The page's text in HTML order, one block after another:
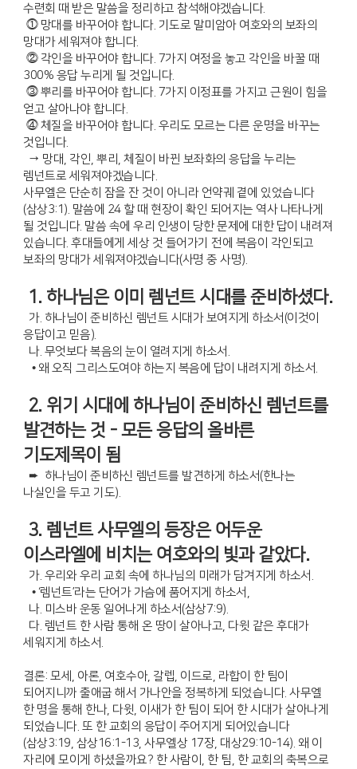
수련회 때 받은 말씀을 정리하고 참석해야겠습니다.
⓵ 망대를 바꾸어야 합니다. 기도로 말미암아 여호와의 보좌의
망대가 세워져야 합니다.
⓶ 각인을 바꾸어야 합니다. 7가지 여정을 놓고 각인을 바꿀 때
300% 응답 누리게 될 것입니다.
⓷ 뿌리를 바꾸어야 합니다. 7가지 이정표를 가지고 근원이 힘을
얻고 살아나야 합니다.
⓸ 체질을 바꾸어야 합니다. 우리도 모르는 다른 운명을 바꾸는
것입니다.
→ 망대, 각인, 뿌리, 체질이 바뀐 보좌화의 응답을 누리는
렘넌트로 세워져야겠습니다.
사무엘은 단순히 잠을 잔 것이 아니라 언약궤 곁에 있었습니다
(삼상3:1). 말씀에 24 할 때 현장이 확인 되어지는 역사 나타나게
될 것입니다. 말씀 속에 우리 인생이 당한 문제에 대한 답이 내려져
있습니다. 후대들에게 세상 것 들어가기 전에 복음이 각인되고
보좌의 망대가 세워져야겠습니다(사명 중 사명).
1. 하나님은 이미 렘넌트 시대를 준비하셨다.
가. 하나님이 준비하신 렘넌트 시대가 보여지게 하소서(이것이
응답이고 믿음).
나. 무엇보다 복음의 눈이 열려지게 하소서.
• 왜 오직 그리스도여야 하는지 복음에 답이 내려지게 하소서.
2. 위기 시대에 하나님이 준비하신 렘넌트를
발견하는 것 - 모든 응답의 올바른
기도제목이 됨
➨ 하나님이 준비하신 렘넌트를 발견하게 하소서(한나는
나실인을 두고 기도).
3. 렘넌트 사무엘의 등장은 어두운
이스라엘에 비치는 여호와의 빛과 같았다.
가. 우리와 우리 교회 속에 하나님의 미래가 담겨지게 하소서.
• ‘렘넌트’라는 단어가 가슴에 품어지게 하소서,
나. 미스바 운동 일어나게 하소서(삼상7:9).
다. 렘넌트 한 사람 통해 온 땅이 살아나고, 다윗 같은 후대가
세워지게 하소서.
결론: 모세, 아론, 여호수아, 갈렙, 이드로, 라합이 한 팀이
되어지니까 출애굽 해서 가나안을 정복하게 되었습니다. 사무엘
한 명을 통해 한나, 다윗, 이새가 한 팀이 되어 한 시대가 살아나게
되었습니다. 또 한 교회의 응답이 주어지게 되어있습니다
(삼상3:19, 삼상16:1-13, 사무엘상 17장, 대상29:10-14). 왜 이
자리에 모이게 하셨을까요? 한 사람이, 한 팀, 한 교회의 축복으로